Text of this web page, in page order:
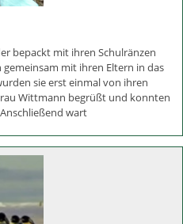
bepackt mit ihren Schulränzen
mit ihren Eltern in das
sie erst einmal von ihren
Wittmann begrüßt und konnten
wart